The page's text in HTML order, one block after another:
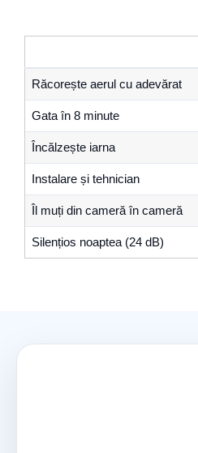
Răcorește aerul cu adevărat
Gata în 8 minute
Încălzește iarna
Instalare și tehnician
Îl muți din cameră în cameră
Silențios noaptea (24 dB)